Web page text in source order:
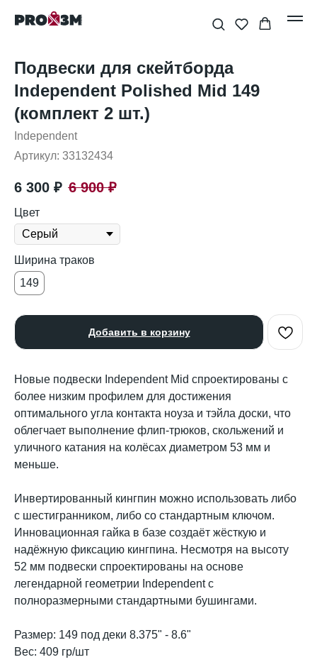
Подвески для скейтборда
Independent Polished Mid 149
(комплект 2 шт.)
Independent
Артикул: 33132434
6 300 ₽ 6 900 ₽
Цвет
Ширина траков
149
Добавить в корзину
Новые подвески Independent Mid спроектированы с
более низким профилем для достижения
оптимального угла контакта ноуза и тэйла доски, что
облегчает выполнение флип-трюков, скольжений и
уличного катания на колёсах диаметром 53 мм и
меньше.
Инвертированный кингпин можно использовать либо
с шестигранником, либо со стандартным ключом.
Инновационная гайка в базе создаёт жёсткую и
надёжную фиксацию кингпина. Несмотря на высоту
52 мм подвески спроектированы на основе
легендарной геометрии Independent с
полноразмерными стандартными бушингами.
Размер: 149 под деки 8.375" - 8.6"
Вес: 409 гр/шт